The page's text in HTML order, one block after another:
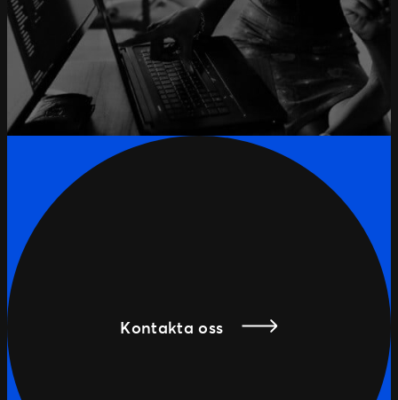
Kontakta oss